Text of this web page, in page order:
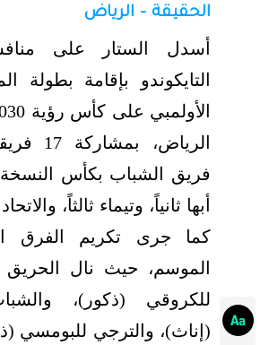
الحقيقة - الرياض
أسدل الستار على
التايكوندو بإقامة بطولة
الرياض،
فريق الشباب بكأس النسخة
أبها ثانياً، وتيماء ثالثاً،
كما جرى تكريم الفرق
الموسم، حيث نال
للكروقي (ذكور)،
(إناث)، والترجي للبومسي